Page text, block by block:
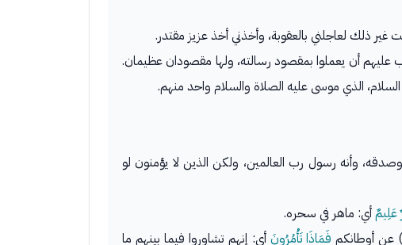
غير ذلك لعاجلني بالعقوبة، وأخذني أخذ عزيز مقتدر.
أن يعملوا بمقصود رسالته، ولها مقصودان عظيمان.
السلام، الذي موسى عليه الصلاة والسلام واحد منهم.
وأنه رسول رب العالمين، ولكن الذين لا يؤمنون لو
عَلِيمٌأي: ماهر في سحره.
فَمَاذَا تَأْمُرُونَ أي: إنهم تشاوروا فيما بينهم ما